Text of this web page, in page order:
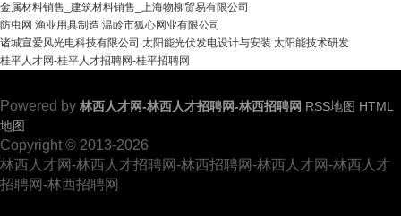
金属材料销售_建筑材料销售_上海物柳贸易有限公司
防虫网 渔业用具制造 温岭市狐心网业有限公司
诸城宣爱风光电科技有限公司 太阳能光伏发电设计与安装 太阳能技术研发
桂平人才网-桂平人才招聘网-桂平招聘网
Powered by 林西人才网-林西人才招聘网-林西招聘网 RSS地图 HTML
地图
Copyright © 2013-2026
林西人才网-林西人才招聘网-林西招聘网-林西人才网-林西人才
招聘网-林西招聘网